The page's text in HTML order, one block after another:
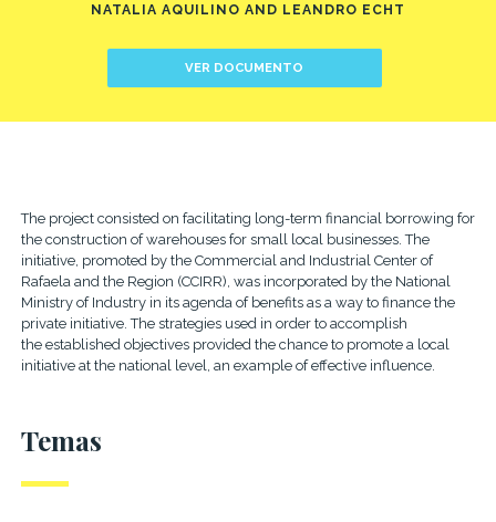
NATALIA AQUILINO AND LEANDRO ECHT
VER DOCUMENTO
The project consisted on facilitating long-term financial borrowing for
the construction of warehouses for small local businesses. The
initiative, promoted by the Commercial and Industrial Center of
Rafaela and the Region (CCIRR), was incorporated by the National
Ministry of Industry in its agenda of benefits as a way to finance the
private initiative. The strategies used in order to accomplish
the established objectives provided the chance to promote a local
initiative at the national level, an example of effective influence.
Temas